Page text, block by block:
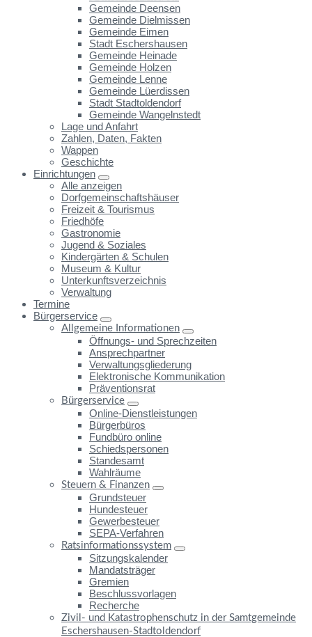
Gemeinde Deensen
Gemeinde Dielmissen
Gemeinde Eimen
Stadt Eschershausen
Gemeinde Heinade
Gemeinde Holzen
Gemeinde Lenne
Gemeinde Lüerdissen
Stadt Stadtoldendorf
Gemeinde Wangelnstedt
Lage und Anfahrt
Zahlen, Daten, Fakten
Wappen
Geschichte
Einrichtungen
Alle anzeigen
Dorfgemeinschaftshäuser
Freizeit & Tourismus
Friedhöfe
Gastronomie
Jugend & Soziales
Kindergärten & Schulen
Museum & Kultur
Unterkunftsverzeichnis
Verwaltung
Termine
Bürgerservice
Allgemeine Informationen
Öffnungs- und Sprechzeiten
Ansprechpartner
Verwaltungsgliederung
Elektronische Kommunikation
Präventionsrat
Bürgerservice
Online-Dienstleistungen
Bürgerbüros
Fundbüro online
Schiedspersonen
Standesamt
Wahlräume
Steuern & Finanzen
Grundsteuer
Hundesteuer
Gewerbesteuer
SEPA-Verfahren
Ratsinformationssystem
Sitzungskalender
Mandatsträger
Gremien
Beschlussvorlagen
Recherche
Zivil- und Katastrophenschutz in der Samtgemeinde
Eschershausen-Stadtoldendorf